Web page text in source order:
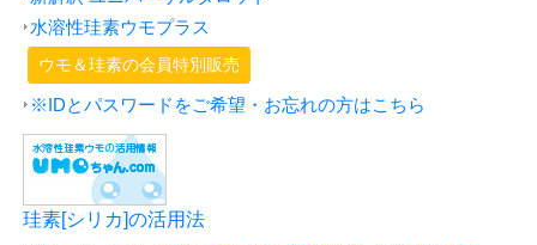
水溶性珪素ウモプラス
ウモ＆珪素の会員特別販売
※IDとパスワードをご希望・お忘れの方はこちら
珪素[シリカ]の活用法